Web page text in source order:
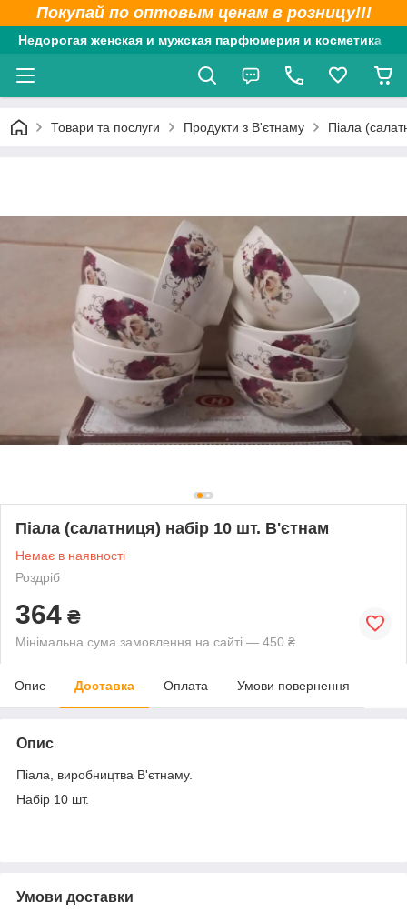
Покупай по оптовым ценам в розницу!!!
Недорогая женская и мужская парфюмерия и косметика
Товари та послуги Продукти з В'єтнаму Піала
Піала (салатниця) набір 10 шт. В'єтнам
Немає в наявності
Роздріб
364 ₴
Мінімальна сума замовлення на сайті — 450 ₴
Опис Доставка Оплата Умови повернення
Опис
Піала, виробництва В'єтнаму.
Набір 10 шт.
Умови доставки